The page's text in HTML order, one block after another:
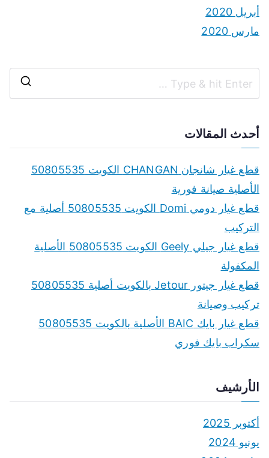
أبريل 2020
مارس 2020
r
أحدث المقالات
قطع غيار شانجان CHANGAN الكويت 50805535
الأصلية صيانة فورية
قطع غيار دومي Domi الكويت 50805535 أصلية مع
التركيب
قطع غيار جيلي Geely الكويت 50805535 الأصلية
المكفولة
قطع غيار جيتور Jetour بالكويت أصلية 50805535
تركيب وصيانة
قطع غيار بايك BAIC الأصلية بالكويت 50805535
سكراب بايك فوري
الأرشيف
أكتوبر 2025
يونيو 2024